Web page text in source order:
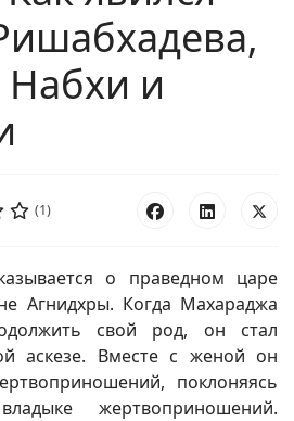
и
(1)
о праведном царе
Агнидхры. Когда Махараджа
свой род, он стал
аскезе. Вместе с женой он
поклоняясь
жертвоприношений.